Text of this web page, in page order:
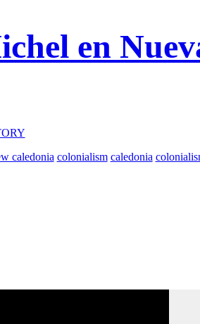
en
caledonia colonialism caledonia